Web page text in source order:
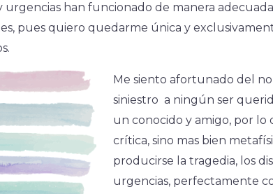
urgencias han funcionado de manera
pues quiero quedarme única y
Me siento afortunado del
siniestro a ningún ser
un conocido y amigo, por lo
crítica, sino mas bien
producirse la tragedia, los
urgencias, perfectamente